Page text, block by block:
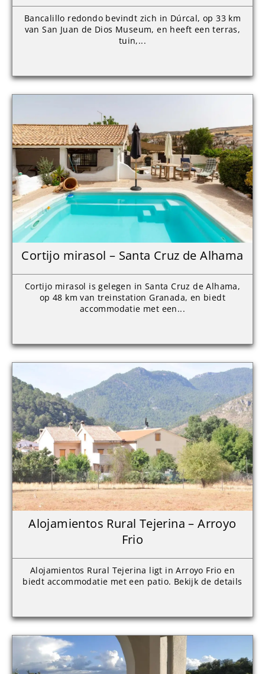
Bancalillo redondo bevindt zich in Dúrcal, op 33 km
van San Juan de Dios Museum, en heeft een terras,
tuin,...
Cortijo mirasol – Santa Cruz de Alhama
Cortijo mirasol is gelegen in Santa Cruz de Alhama,
op 48 km van treinstation Granada, en biedt
accommodatie met een...
Alojamientos Rural Tejerina – Arroyo
Frio
Alojamientos Rural Tejerina ligt in Arroyo Frio en
biedt accommodatie met een patio. Bekijk de details